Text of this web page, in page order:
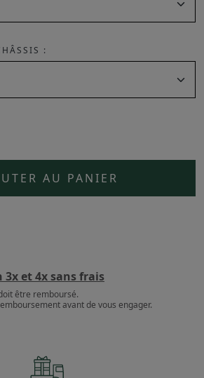
:
AU PANIER
3x et 4x sans frais
être remboursé.
avant de vous engager.